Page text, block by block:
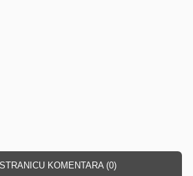
KOMENTARA (0)